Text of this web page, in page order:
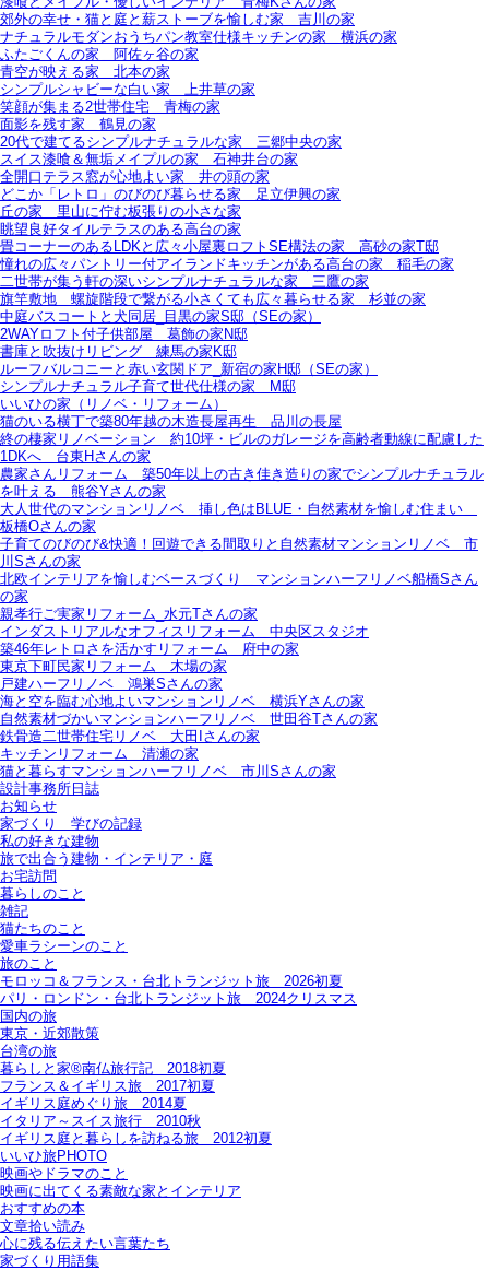
郊外の幸せ・猫と庭と薪ストーブを愉しむ家＿吉川の家
ナチュラルモダンおうちパン教室仕様キッチンの家＿横浜の家
ふたごくんの家＿阿佐ヶ谷の家
青空が映える家＿北本の家
シンプルシャビーな白い家＿上井草の家
笑顔が集まる2世帯住宅＿青梅の家
面影を残す家＿鶴見の家
20代で建てるシンプルナチュラルな家＿三郷中央の家
スイス漆喰＆無垢メイプルの家＿石神井台の家
全開口テラス窓が心地よい家＿井の頭の家
どこか「レトロ」のびのび暮らせる家＿足立伊興の家
丘の家＿里山に佇む板張りの小さな家
眺望良好タイルテラスのある高台の家
畳コーナーのあるLDKと広々小屋裏ロフトSE構法の家＿高砂の家T邸
憧れの広々パントリー付アイランドキッチンがある高台の家＿稲毛の家
二世帯が集う軒の深いシンプルナチュラルな家＿三鷹の家
旗竿敷地＿螺旋階段で繋がる小さくても広々暮らせる家＿杉並の家
中庭バスコートと犬同居_目黒の家S邸（SEの家）
2WAYロフト付子供部屋＿葛飾の家N邸
書庫と吹抜けリビング 練馬の家K邸
ルーフバルコニーと赤い玄関ドア_新宿の家H邸（SEの家）
シンプルナチュラル子育て世代仕様の家 M邸
いいひの家（リノベ・リフォーム）
猫のいる横丁で築80年越の木造長屋再生＿品川の長屋
終の棲家リノベーション＿約10坪・ビルのガレージを高齢者動線に配慮した
1DKへ＿台東Hさんの家
農家さんリフォーム＿築50年以上の古き佳き造りの家でシンプルナチュラル
を叶える＿熊谷Yさんの家
大人世代のマンションリノベ＿挿し色はBLUE・自然素材を愉しむ住まい＿
板橋Oさんの家
子育てのびのび&快適！回遊できる間取りと自然素材マンションリノベ＿市
川Sさんの家
北欧インテリアを愉しむベースづくり＿マンションハーフリノベ船橋Sさん
の家
親孝行ご実家リフォーム_水元Tさんの家
インダストリアルなオフィスリフォーム＿中央区スタジオ
築46年レトロさを活かすリフォーム＿府中の家
東京下町民家リフォーム＿木場の家
戸建ハーフリノベ＿鴻巣Sさんの家
海と空を臨む心地よいマンションリノベ＿横浜Yさんの家
自然素材づかいマンションハーフリノベ＿世田谷Tさんの家
鉄骨造二世帯住宅リノベ＿大田Iさんの家
キッチンリフォーム＿清瀬の家
猫と暮らすマンションハーフリノベ＿市川Sさんの家
設計事務所日誌
お知らせ
家づくり 学びの記録
私の好きな建物
旅で出合う建物・インテリア・庭
お宅訪問
暮らしのこと
雑記
猫たちのこと
愛車ラシーンのこと
旅のこと
モロッコ＆フランス・台北トランジット旅＿2026初夏
パリ・ロンドン・台北トランジット旅＿2024クリスマス
国内の旅
東京・近郊散策
台湾の旅
暮らしと家®南仏旅行記＿2018初夏
フランス＆イギリス旅＿2017初夏
イギリス庭めぐり旅＿2014夏
イタリア～スイス旅行 2010秋
イギリス庭と暮らしを訪ねる旅＿2012初夏
いいひ旅PHOTO
映画やドラマのこと
映画に出てくる素敵な家とインテリア
おすすめの本
文章拾い読み
心に残る伝えたい言葉たち
家づくり用語集